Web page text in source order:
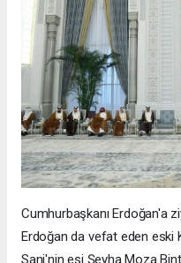
Cumhurbaşkanı Erdoğan'a
Erdoğan da vefat eden eski